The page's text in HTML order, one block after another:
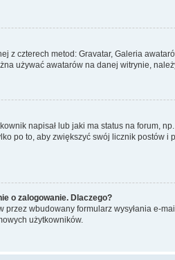
z czterech metod: Gravatar, Galeria
używać awatarów na danej witrynie,
napisał lub jaki ma status na forum,
po to, aby zwiększyć swój licznik postów
o zalogowanie. Dlaczego?
wbudowany formularz wysyłania e-
użytkowników.